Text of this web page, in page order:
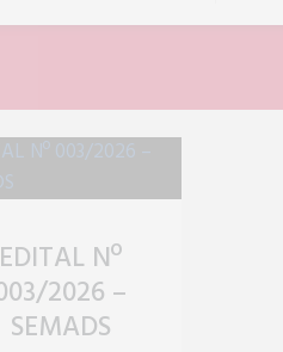
EDITAL Nº
2026 –
SEMADS